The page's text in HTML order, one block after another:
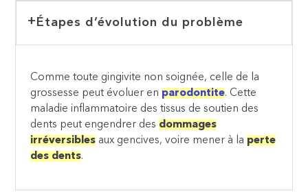
Étapes d’évolution du problème
Comme toute gingivite non soignée, celle de la
grossesse peut évoluer en parodontite. Cette
maladie inflammatoire des tissus de soutien des
dents peut engendrer des dommages
irréversibles aux gencives, voire mener à la perte
des dents.